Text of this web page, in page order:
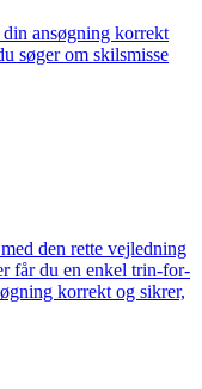
ansøgning korrekt
søger om skilsmisse
den rette vejledning
får du en enkel trin-for-
korrekt og sikrer,